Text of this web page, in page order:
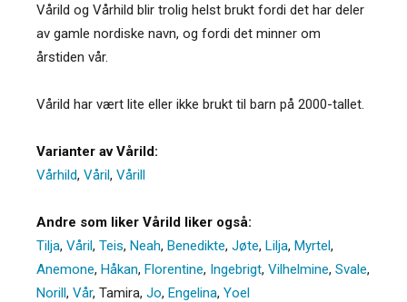
Vårild og Vårhild blir trolig helst brukt fordi det har deler
av gamle nordiske navn, og fordi det minner om
årstiden vår.
Vårild har vært lite eller ikke brukt til barn på 2000-tallet.
Varianter av Vårild:
Vårhild, Våril, Vårill
Andre som liker Vårild liker også:
Tilja, Våril, Teis, Neah, Benedikte, Jøte, Lilja, Myrtel,
Anemone, Håkan, Florentine, Ingebrigt, Vilhelmine, Svale,
Norill, Vår, Tamira, Jo, Engelina, Yoel